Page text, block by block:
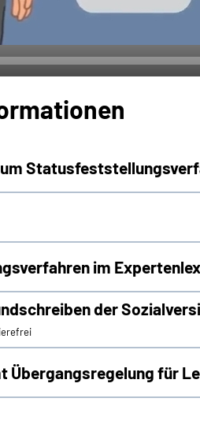
im
der
Übergangsregelung für